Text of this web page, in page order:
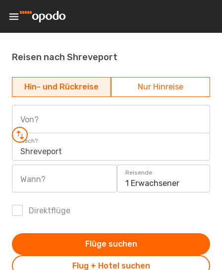
Reisen nach Shreveport
Hin- und Rückreise Nur Hinreise
Von?
Nach?
Shreveport
Wann?
Reisende
1 Erwachsener
Direktflüge
Flug + Hotel suchen
Flüge suchen